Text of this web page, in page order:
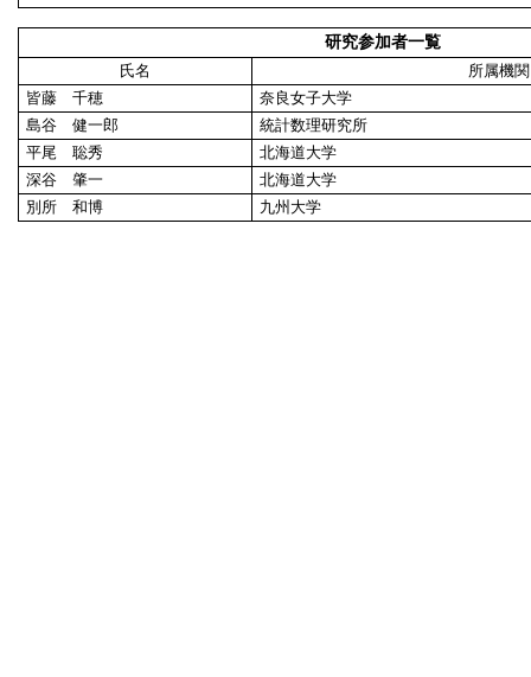
研究参加者一覧
氏名
所属機関
皆藤 千穂
奈良女子大学
島谷 健一郎
統計数理研究所
平尾 聡秀
北海道大学
深谷 肇一
北海道大学
別所 和博
九州大学